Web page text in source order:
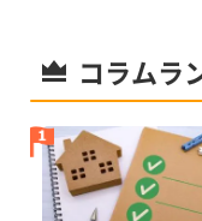
コラムラ